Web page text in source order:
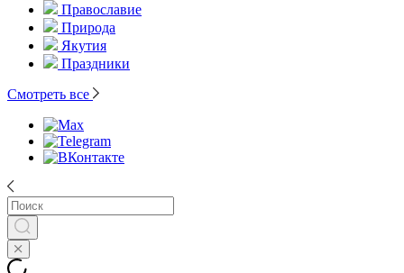
Православие
Природа
Якутия
Праздники
Смотреть все